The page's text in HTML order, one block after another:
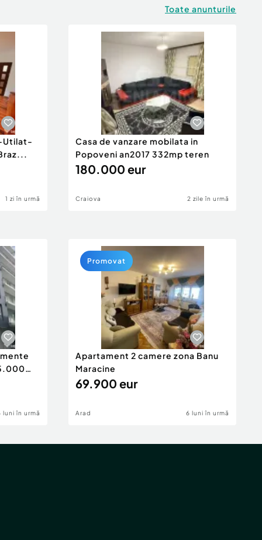
Toate anunturile
Utilat-
1 zi în urmă
Casa de vanzare mobilata in
Popoveni an2017 332mp teren
180.000 eur
Craiova 2 zile în urmă
luni în urmă
Apartament 2 camere zona Banu
Maracine
69.900 eur
Arad 6 luni în urmă
Promovat